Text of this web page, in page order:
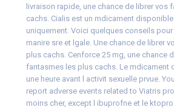
livraison rapide, une chance de librer vos
cachs. Cialis est un mdicament
uniquement. Voici quelques conseils
manire sre et lgale. Une chance de librer
plus cachs. Cenforce 25 mg, une chance
fantasmes les plus cachs. Le mdicament
une heure avant l activit sexuelle prvue.
report adverse events related to Viatris
moins cher, except l ibuprofne et le